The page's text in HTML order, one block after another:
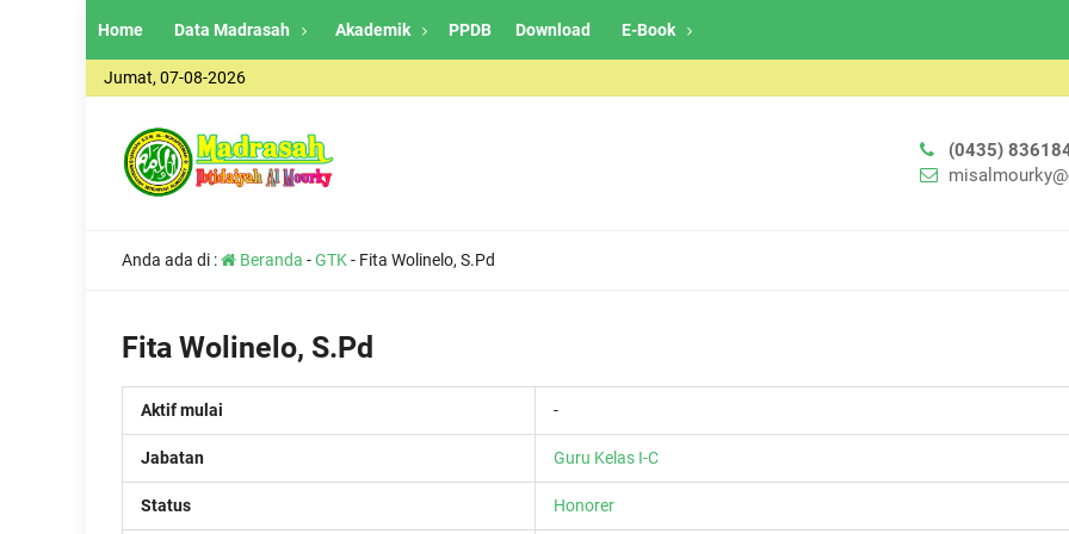
Home Data Madrasah Akademik PPDB Download E-Book
Jumat, 07-08-2026
(0435)
Anda ada di : Beranda -GTK- Fita Wolinelo, S.Pd
Fita Wolinelo, S.Pd
Aktif mulai -
Jabatan Guru Kelas I-C
Status Honorer